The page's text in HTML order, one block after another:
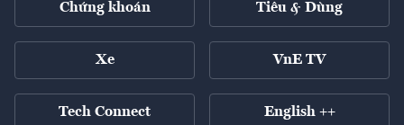
Chứng khoán Tiêu & Dùng
Xe VnE TV
Tech Connect English ++